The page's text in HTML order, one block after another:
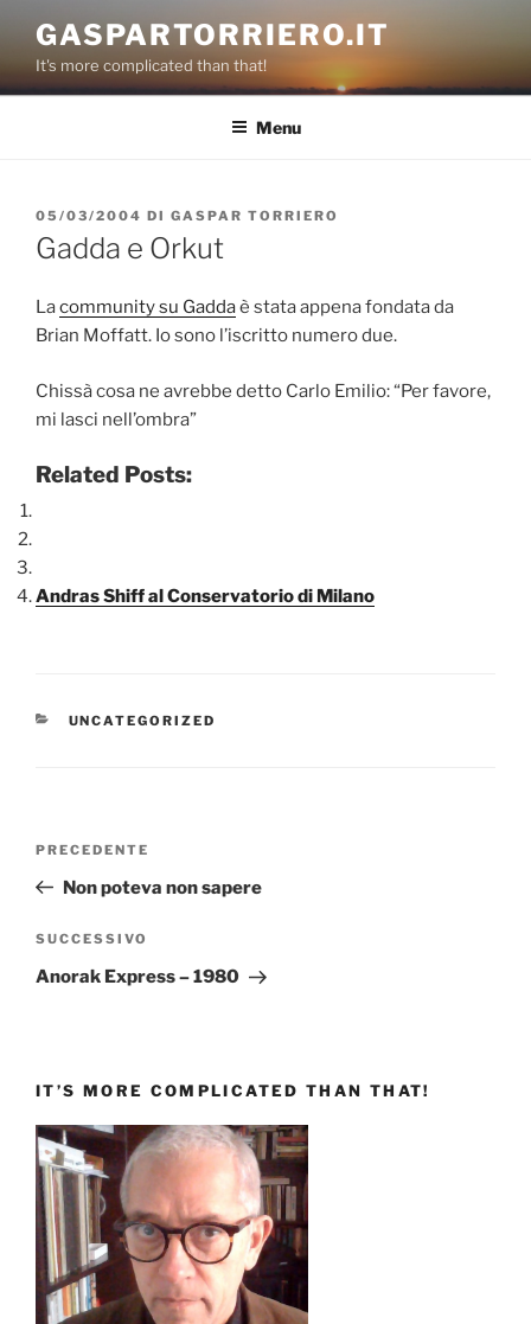
contenuto
GASPARTORRIERO.IT
It's more complicated than that!
Menu
PUBBLICATO
IL
05/03/2004 DI GASPAR TORRIERO
Gadda e Orkut
Lacommunity su Gaddaè stata appena fondata da
Brian Moffatt. Io sono l’iscritto numero due.
Chissà cosa ne avrebbe detto Carlo Emilio: “Per favore,
mi lasci nell’ombra”
Related Posts:
Andras Shiff al Conservatorio di Milano
CATEGORIE
UNCATEGORIZED
Articolo
precedente:
PRECEDENTE
Non poteva non sapere
Articolo
successivo
SUCCESSIVO
Anorak Express – 1980
IT’S MORE COMPLICATED THAN THAT!